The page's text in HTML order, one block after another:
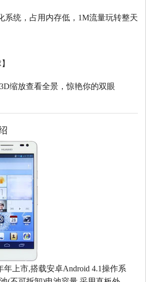
系统，占用内存低， 1M流量玩转整天
3D缩放查看全景，惊艳你的双眼
年上市,搭载安卓Android 4.1操作系